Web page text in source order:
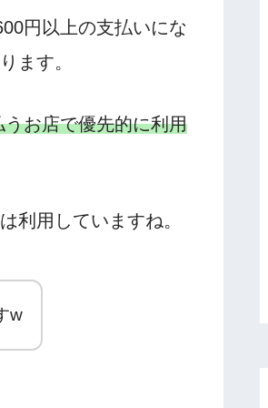
円以上の支払いにな
ます。
お店で優先的に利用
利用していますね。
w